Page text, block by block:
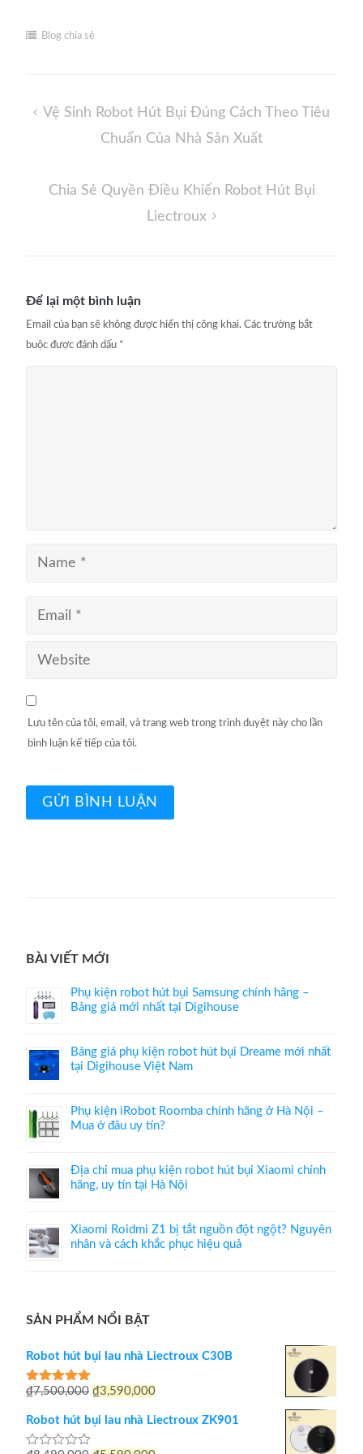
Blog chia sẻ
Điều
Vệ Sinh Robot Hút Bụi Đúng Cách Theo Tiêu
Chuẩn Của Nhà Sản Xuất
Chia Sẻ Quyền Điều Khiển Robot Hút Bụi
Liectroux
Để lại một bình luận
Email của bạn sẽ không được hiển thị công khai. Các trường bắt
buộc được đánh dấu *
Lưu tên của tôi, email, và trang web trong trình duyệt này cho lần
bình luận kế tiếp của tôi.
BÀI VIẾT MỚI
Phụ kiện robot hút bụi Samsung chính hãng –
Bảng giá mới nhất tại Digihouse
Bảng giá phụ kiện robot hút bụi Dreame mới nhất
tại Digihouse Việt Nam
Phụ kiện iRobot Roomba chính hãng ở Hà Nội –
Mua ở đâu uy tín?
Địa chỉ mua phụ kiện robot hút bụi Xiaomi chính
hãng, uy tín tại Hà Nội
Xiaomi Roidmi Z1 bị tắt nguồn đột ngột? Nguyên
nhân và cách khắc phục hiệu quả
SẢN PHẨM NỔI BẬT
Robot hút bụi lau nhà Liectroux C30B
Được xếp
5 sao
₫7,500,000 Giá
gốc
₫3,590,000Giá
hiện
Robot hút bụi lau nhà Liectroux ZK901